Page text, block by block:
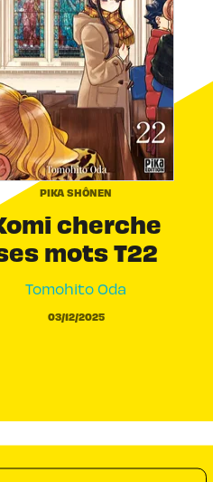
PIKA SHÔNEN
cherche
mots T22
Tomohito Oda
03/12/2025